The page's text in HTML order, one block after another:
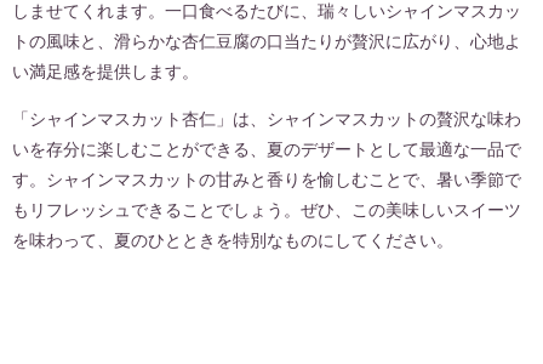
しませてくれます。一口食べるたびに、瑞々しいシャインマスカッ
トの風味と、滑らかな杏仁豆腐の口当たりが贅沢に広がり、心地よ
い満足感を提供します。
「シャインマスカット杏仁」は、シャインマスカットの贅沢な味わ
いを存分に楽しむことができる、夏のデザートとして最適な一品で
す。シャインマスカットの甘みと香りを愉しむことで、暑い季節で
もリフレッシュできることでしょう。ぜひ、この美味しいスイーツ
を味わって、夏のひとときを特別なものにしてください。